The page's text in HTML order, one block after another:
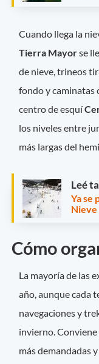
Cuando llega la
Tierra Mayorse
de nieve, trineos
fondo y caminatas
centro de esquí
los niveles entre
más largas del
Leé
Ya se
Nieve
Cómo
La mayoría de las
año, aunque cada
navegaciones y
invierno.
más demandadas